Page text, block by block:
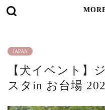
JAPAN
【犬イベント】
スタin お台場